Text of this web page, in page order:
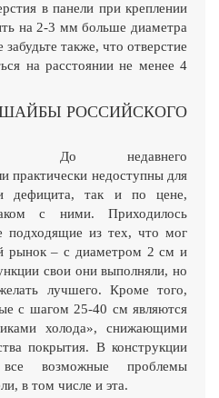
в панели при креплении
на 2-3 мм больше диаметра
также, что отверстие
на расстоянии не менее 4
РОССИЙСКОГО
До недавнего
практически недоступны для
дефицита, так и по цене,
с ними. Приходилось
подходящие из тех, что мог
рынок – с диаметром 2 см и
свои они выполняли, но
лучшего. Кроме того,
с шагом 25-40 см являются
холода», снижающими
покрытия. В конструкции
возможные проблемы
в том числе и эта.